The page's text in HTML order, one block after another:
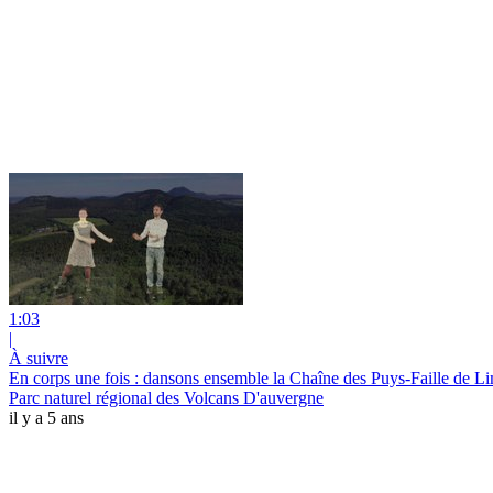
1:03
|
À suivre
En corps une fois : dansons ensemble la Chaîne des Puys-Faille de
Parc naturel régional des Volcans D'auvergne
il y a 5 ans